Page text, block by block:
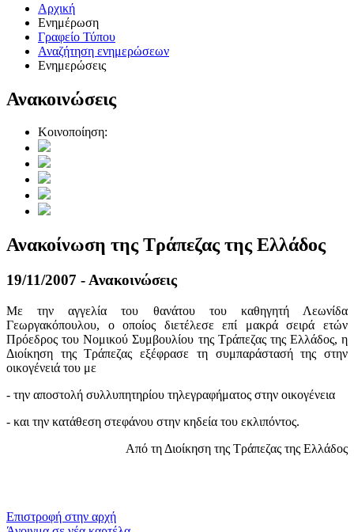
Αρχική
Ενημέρωση
Γραφείο Τύπου
Αναζήτηση ενημερώσεων
Ενημερώσεις
Ανακοινώσεις
Κοινοποίηση:
Ανακοίνωση της Τράπεζας της Ελλάδος
19/11/2007 - Ανακοινώσεις
Με την αγγελία του θανάτου του καθηγητή Λεωνίδα
Γεωργακόπουλου, ο οποίος διετέλεσε επί μακρά σειρά ετών
Πρόεδρος του Νομικού Συμβουλίου της Τράπεζας της Ελλάδος, η
Διοίκηση της Τράπεζας εξέφρασε τη συμπαράστασή της στην
οικογένειά του με
- την αποστολή συλλυπητηρίου τηλεγραφήματος στην οικογένεια
- και την κατάθεση στεφάνου στην κηδεία του εκλιπόντος.
Από τη Διοίκηση της Τράπεζας της Ελλάδος
Επιστροφή στην αρχή